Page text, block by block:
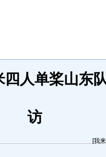
四人单桨山东
访
[我